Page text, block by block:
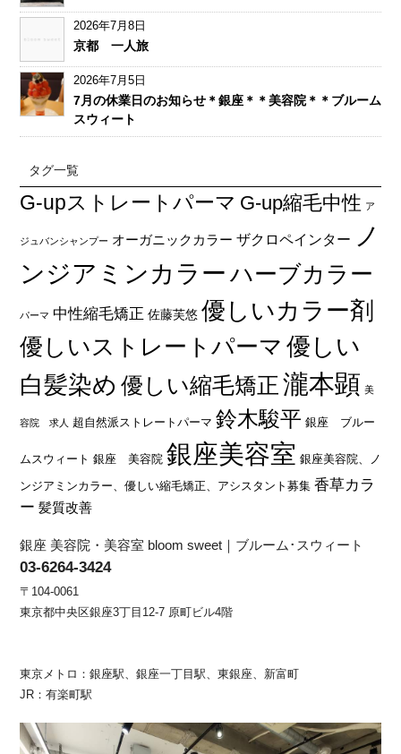
2026年7月8日
京都 一人旅
2026年7月5日
7月の休業日のお知らせ＊銀座＊＊美容院＊＊ブルーム
スウィート
タグ一覧
G-upストレートパーマ G-up縮毛中性 ア
ジュバンシャンプー オーガニックカラー ザクロペインター
ノ
ンジアミンカラー ハーブカラー
パーマ 中性縮毛矯正 佐藤芙悠 優しいカラー剤
優しいストレートパーマ 優しい
白髪染め 優しい縮毛矯正 瀧本顕 美
容院 求人 超自然派ストレートパーマ 鈴木駿平 銀座 ブルー
ムスウィート 銀座 美容院 銀座美容室 銀座美容院、ノ
ンジアミンカラー、優しい縮毛矯正、アシスタント募集 香草カラ
ー 髪質改善
銀座 美容院・美容室 bloom sweet｜ブルーム･スウィート
03-6264-3424
〒104-0061
東京都中央区銀座3丁目12-7 原町ビル4階
東京メトロ：銀座駅、銀座一丁目駅、東銀座、新富町
JR：有楽町駅